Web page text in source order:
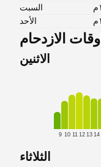
السبت
الأحد
أوقات الازدحام
الاثنين
9 10 11 12 13 14
الثلاثاء